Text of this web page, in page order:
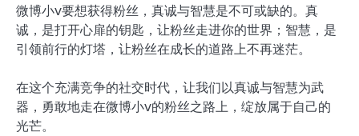
微博小v要想获得粉丝，真诚与智慧是不可或缺的。真
诚，是打开心扉的钥匙，让粉丝走进你的世界；智慧，是
引领前行的灯塔，让粉丝在成长的道路上不再迷茫。
在这个充满竞争的社交时代，让我们以真诚与智慧为武
器，勇敢地走在微博小v的粉丝之路上，绽放属于自己的
光芒。